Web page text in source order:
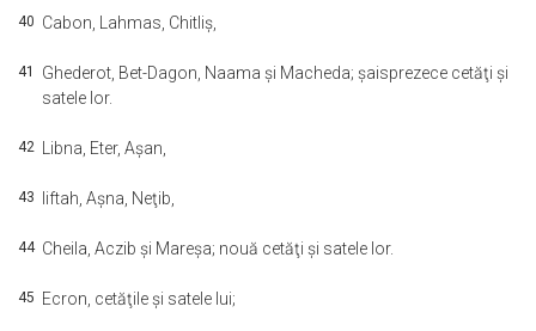
40 Cabon, Lahmas, Chitliş,
41 Ghederot, Bet-Dagon, Naama şi Macheda; şaisprezece cetăţi şi
satele lor.
42 Libna, Eter, Aşan,
43 Iiftah, Aşna, Neţib,
44 Cheila, Aczib şi Mareşa; nouă cetăţi şi satele lor.
45 Ecron, cetăţile şi satele lui;